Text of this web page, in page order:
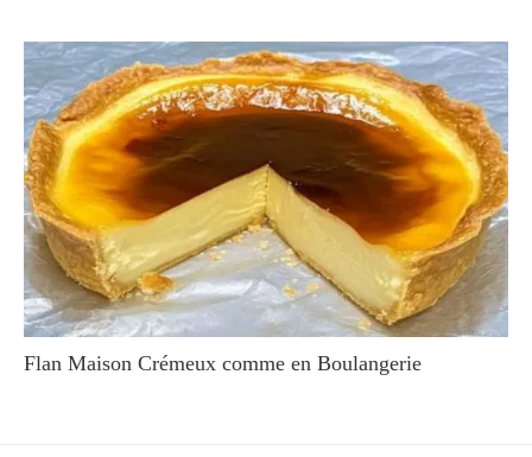
Flan Maison Crémeux comme en Boulangerie